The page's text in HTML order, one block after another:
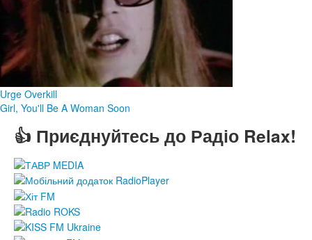
Urge Overkill
Girl, You'll Be A Woman Soon
👍 Приєднуйтесь до Радіо Relax!